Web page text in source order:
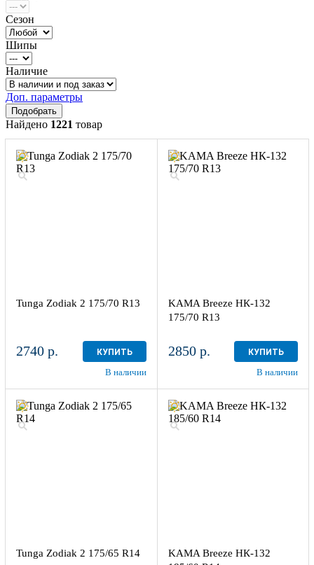
Сезон
Шипы
Наличие
Доп. параметры
Найдено 1221 товар
Tunga Zodiak 2 175/70 R13
2740 р. КУПИТЬ
В наличии
KAMA Breeze НК-132
175/70 R13
2850 р. КУПИТЬ
В наличии
Tunga Zodiak 2 175/65 R14
KAMA Breeze НК-132